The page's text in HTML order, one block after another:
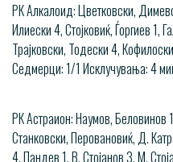
РК Алкалоид: Цветковски,
Илиески 4, Стојковиќ, Ѓоргиев 1,
Трајковски, Тодески 4,
Седмерци: 1/1 Исклучувања: 4
РК Астраион: Наумов, Беловинов
Станковски, Перовановиќ, Д.
4, Пандев 1, В. Стојанов 3, М.